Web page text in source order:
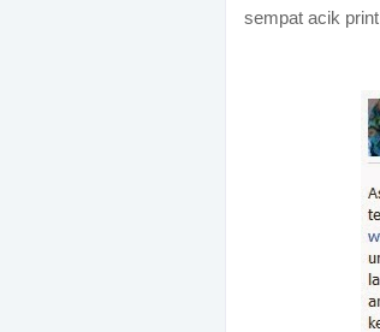
sempat acik